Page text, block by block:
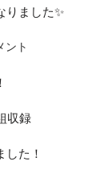
ント
りました✨
収録
た！